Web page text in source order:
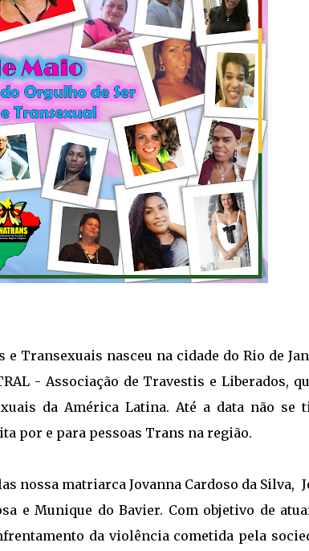
Transexuais nasceu na cidade do Rio de
- Associação de Travestis e Liberados,
da América Latina. Até a data não se
por e para pessoas Trans na região.
nossa matriarca Jovanna Cardoso da Silva,
e Munique do Bavier. Com objetivo de
da violência cometida pela